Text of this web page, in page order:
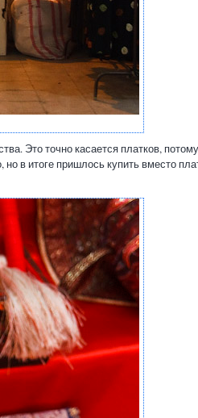
Это точно касается платков,
в итоге пришлось купить вместо